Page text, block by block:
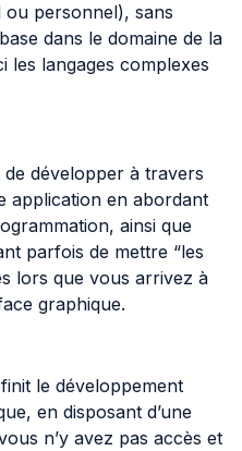
personnel), sans
dans le domaine de la
les langages complexes
de développer à travers
application en abordant
ainsi que
parfois de mettre “les
lors que vous arrivez à
graphique.
le développement
en disposant d’une
n’y avez pas accès et